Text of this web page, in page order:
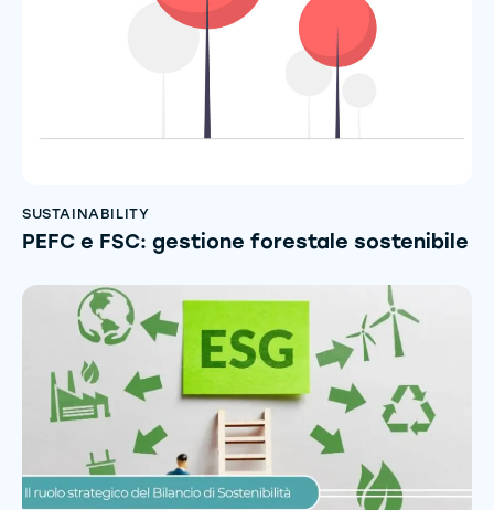
SUSTAINABILITY
PEFC e FSC: gestione forestale sostenibile